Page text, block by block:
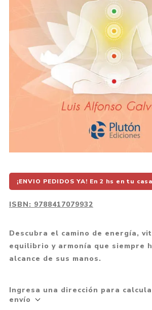
¡ENVIO PEDIDOS YA! En 2 hs en tu
ISBN: 9788417079932
Descubra el camino de energía,
equilibrio y armonía que siempre
alcance de sus manos.
Ingresa una dirección para
envío